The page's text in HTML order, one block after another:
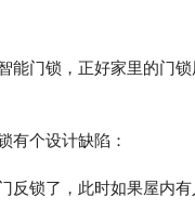
能门锁，正好家里的门
有个设计缺陷：
反锁了，此时如果屋内